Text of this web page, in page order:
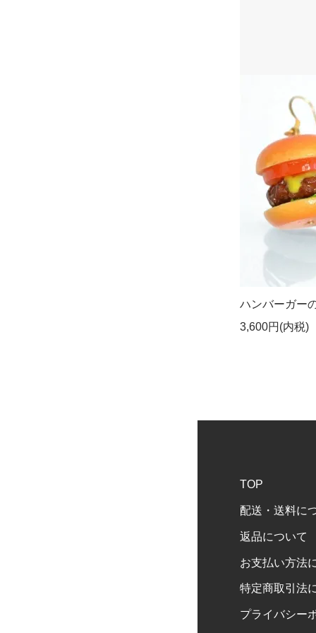
ハンバーガー
3,600円(内税)
TOP
配送・送料に
返品について
お支払い方法
特定商取引法
プライバシー